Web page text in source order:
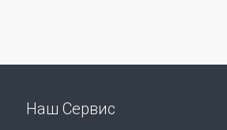
Наш Сервис